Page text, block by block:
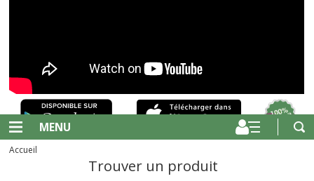
MENU
Accueil
Trouver un produit